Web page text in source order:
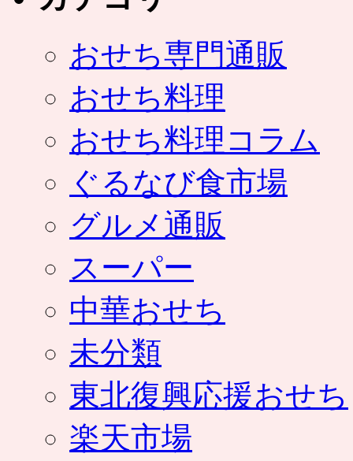
おせち専門通販
おせち料理
おせち料理コラム
ぐるなび食市場
グルメ通販
スーパー
中華おせち
未分類
東北復興応援おせち
楽天市場